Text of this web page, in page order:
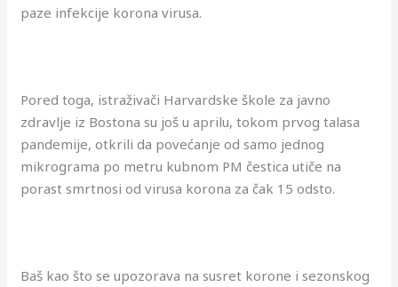
paze infekcije korona virusa.
Pored toga, istraživači Harvardske škole za javno
zdravlje iz Bostona su još u aprilu, tokom prvog talasa
pandemije, otkrili da povećanje od samo jednog
mikrograma po metru kubnom PM čestica utiče na
porast smrtnosi od virusa korona za čak 15 odsto.
Baš kao što se upozorava na susret korone i sezonskog